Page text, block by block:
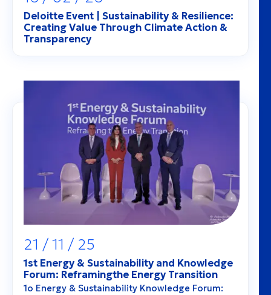
Deloitte Event | Sustainability & Resilience:
Creating Value Through Climate Action &
Transparency
21 / 11 / 25
1st Energy & Sustainability and Knowledge
Forum: Reframingthe Energy Transition
1ο Energy & Sustainability Knowledge Forum: